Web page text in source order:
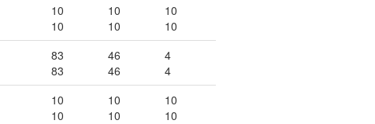
10
10
10
10
10
10
83
83
46
46
4
4
10
10
10
10
10
10